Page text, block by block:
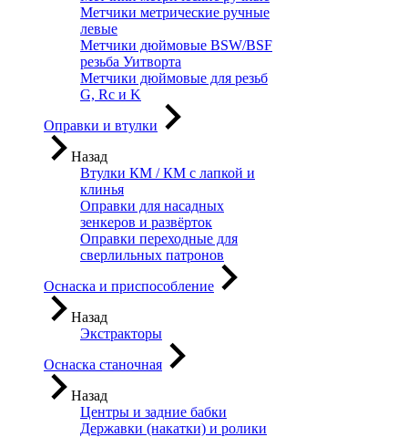
Метчики метрические ручные
левые
Метчики дюймовые BSW/BSF
резьба Уитворта
Метчики дюймовые для резьб
G, Rc и K
Оправки и втулки
Назад
Втулки КМ / КМ с лапкой и
клинья
Оправки для насадных
зенкеров и развёрток
Оправки переходные для
сверлильных патронов
Оснаска и приспособление
Назад
Экстракторы
Оснаска станочная
Назад
Центры и задние бабки
Державки (накатки) и ролики